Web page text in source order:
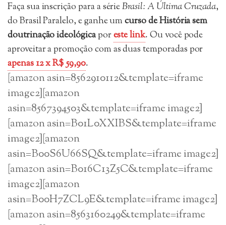
Faça sua inscrição para a sérieBrasil: A Última Cruzada,
do Brasil Paralelo, e ganhe umcurso de História sem
doutrinação ideológicaporeste link. Ou você pode
aproveitar a promoção com as duas temporadas por
apenas 12 x R$ 59,90.
[amazon asin=8562910112&template=iframe
image2][amazon
asin=8567394503&template=iframe image2]
[amazon asin=B01L0XXIBS&template=iframe
image2][amazon
asin=B00S6U66SQ&template=iframe image2]
[amazon asin=B016C13Z5C&template=iframe
image2][amazon
asin=B00H7ZCL9E&template=iframe image2]
[amazon asin=8563160249&template=iframe